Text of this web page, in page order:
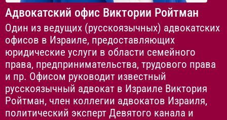
Адвокатский офис Виктории Ройтман
Один из ведущих (русскоязычных) адвокатских
офисов в Израиле, предоставляющих
юридические услуги в области семейного
права, предпринимательства, трудового права
и пр. Офисом руководит известный
русскоязычный адвокат в Израиле Виктория
Ройтман, член коллегии адвокатов Израиля,
политический эксперт Девятого канала и